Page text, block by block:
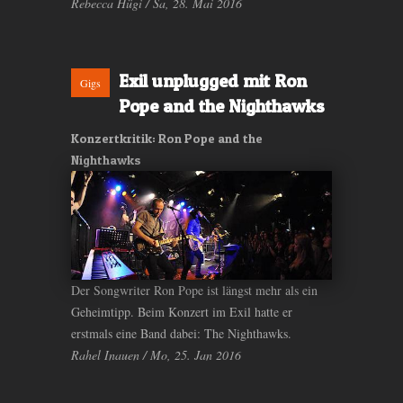
Gigs
Exil unplugged mit Ron
Pope and the Nighthawks
Konzertkritik: Ron Pope and the
Nighthawks
Der Songwriter Ron Pope ist längst mehr als ein
Geheimtipp. Beim Konzert im Exil hatte er
erstmals eine Band dabei: The Nighthawks.
Rahel Inauen / Mo, 25. Jan 2016